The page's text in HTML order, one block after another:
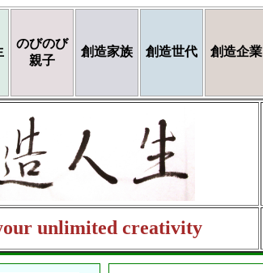
のびのび
親子
創造家族 創造世代 創造企業
unlimited creativity